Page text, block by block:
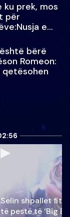
ku prek, mos
për
e
bërë
Romeon:
Selin shpallet
të pestë të ‘Big